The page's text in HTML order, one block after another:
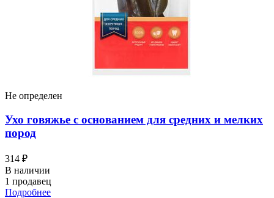
Не определен
Ухо говяжье с основанием для средних и мелких
пород
314 ₽
В наличии
1 продавец
Подробнее